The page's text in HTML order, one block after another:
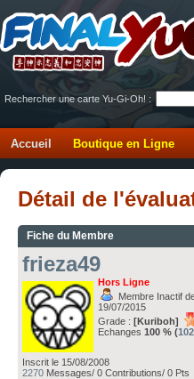
Rechercher une carte Yu-Gi-Oh! :
Accueil Boutique en Ligne
Détail de
Fiche du Membre
frieza49
Hors Ligne
Membre Inactif
19/07/2015
Grade : [Kuriboh]
Echanges 100 % (102
Inscrit le 15/08/2008
2270 Messages/ 0 Contributions/ 0 Pts